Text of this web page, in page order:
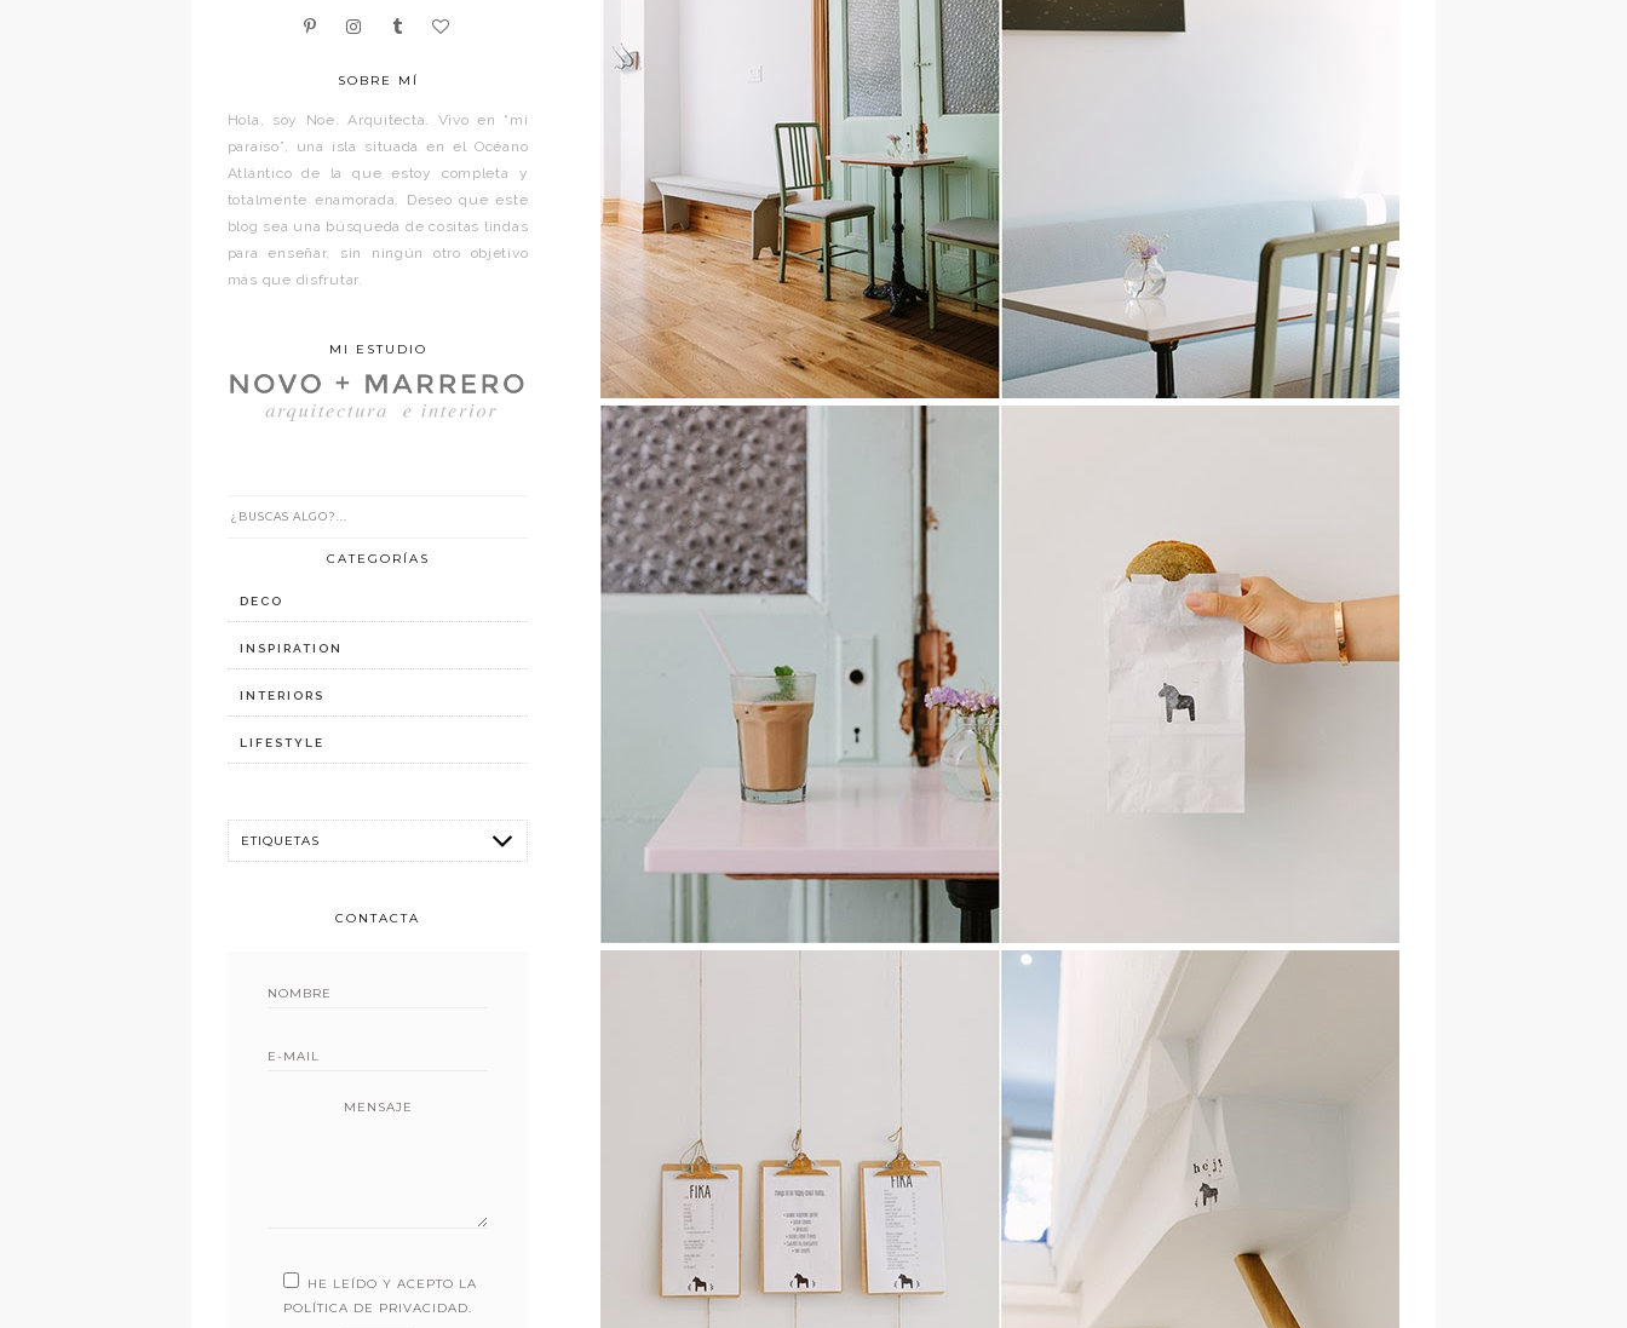
SOBRE MÍ
Hola, soy Noe. Arquitecta. Vivo en “mi
paraíso”, una isla situada en el Océano
Atlántico de la que estoy completa y
totalmente enamorada. Deseo que este
blog sea una búsqueda de cositas lindas
para enseñar, sin ningún otro objetivo
más que disfrutar.
MI ESTUDIO
CATEGORÍAS
DECO
INSPIRATION
INTERIORS
LIFESTYLE
CONTACTA
MENSAJE
HE LEÍDO Y ACEPTO LA
POLÍTICA DE PRIVACIDAD.